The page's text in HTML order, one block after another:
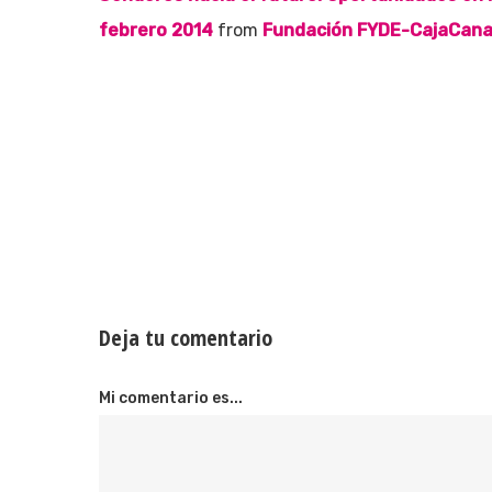
febrero 2014 from Fundación FYDE-
Deja tu comentario
Mi comentario es...